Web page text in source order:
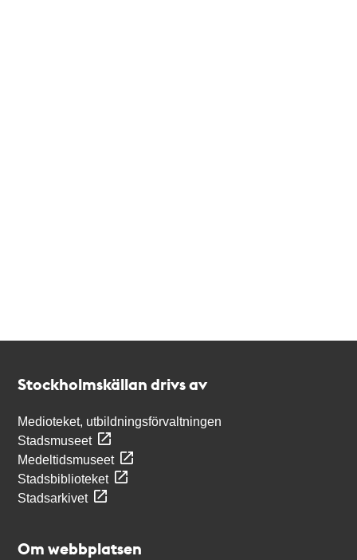
Stockholmskällan drivs av
Medioteket, utbildningsförvaltningen
Stadsmuseet
Medeltidsmuseet
Stadsbiblioteket
Stadsarkivet
Om webbplatsen